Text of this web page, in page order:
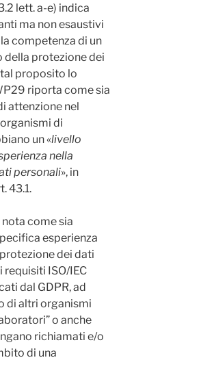
lett. a-e) indica
ma non esaustivi
competenza di un
della protezione dei
proposito lo
riporta come sia
attenzione nel
di
un «livello
nella
personali», in
43.1.
come sia
esperienza
dei dati
requisiti ISO/IEC
dal GDPR, ad
di altri organismi
o anche
richiamati e/o
di una